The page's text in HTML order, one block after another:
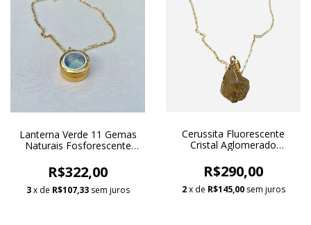
Lanterna Verde 11 Gemas
Naturais Fosforescente
Flutuante Dourado Colar
Ouro 18k Banho
R$322,00
3 x de R$107,33 sem juros
Cerussita Fluorescente
Cristal Aglomerado
Natural Pingente
Alambrismo Colar Banho
Ouro
R$290,00
2 x de R$145,00 sem juros